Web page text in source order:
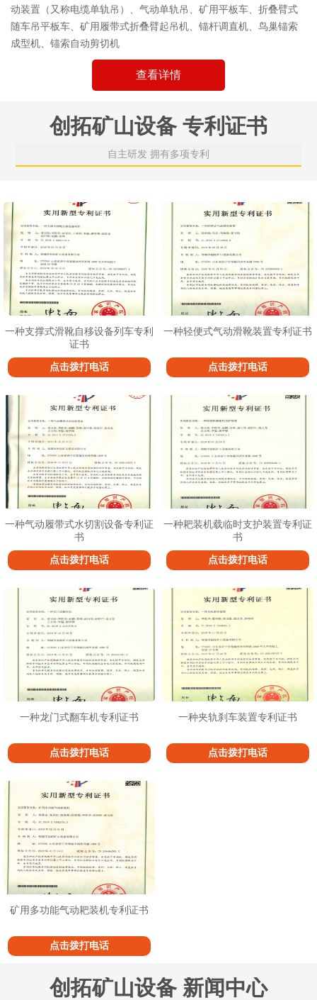
动装置（又称电缆单轨吊）、气动单轨吊、矿用平板车、折叠臂式
随车吊平板车、矿用履带式折叠臂起吊机、锚杆调直机、鸟巢锚索
成型机、锚索自动剪切机
查看详情
创拓矿山设备 专利证书
自主研发 拥有多项专利
一种支撑式滑靴自移设备列车专利
证书
点击拨打电话
一种轻便式气动滑靴装置专利证书
点击拨打电话
一种气动履带式水切割设备专利证
书
点击拨打电话
一种耙装机载临时支护装置专利证
书
点击拨打电话
一种龙门式翻车机专利证书
点击拨打电话
一种夹轨刹车装置专利证书
点击拨打电话
矿用多功能气动耙装机专利证书
点击拨打电话
创拓矿山设备 新闻中心